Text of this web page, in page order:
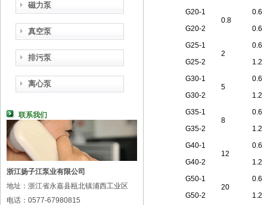
磁力泵
真空泵
排污泵
离心泵
联系我们
浙江扬子江泵业有限公司
地址：浙江省永嘉县瓯北镇浦西工业区
电话：0577-67980815
G20-1
0.8
0.6
G20-2
0.6
G25-1
2
0.6
G25-2
1.2
G30-1
5
0.6
G30-2
1.2
G35-1
8
0.6
G35-2
1.2
G40-1
12
0.6
G40-2
1.2
G50-1
20
0.6
G50-2
1.2